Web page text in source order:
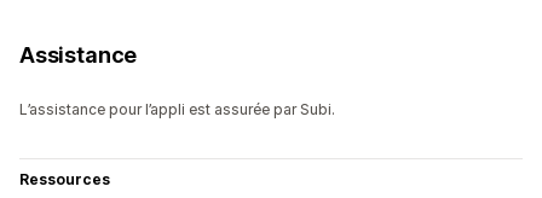
Assistance
L’assistance pour l’appli est assurée par Subi.
Ressources